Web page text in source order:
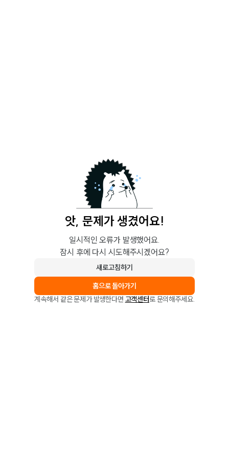
앗, 문제가 생겼어요!
일시적인 오류가 발생했어요.
잠시 후에 다시 시도해주시겠어요?
새로고침하기
홈으로 돌아가기
계속해서 같은 문제가 발생한다면 고객센터로 문의해주세요.